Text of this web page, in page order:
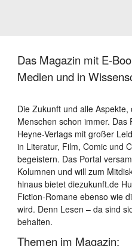
Das Magazin mit E-
Medien und in
Die Zukunft und alle
Menschen schon immer.
Heyne-Verlags mit großer
in Literatur, Film, Comic und
begeistern. Das Portal
Kolumnen und will zum
hinaus bietet diezukunft.de
Fiction-Romane ebenso wie
wird. Denn Lesen – da sind
behalten.
Themen im Magazin: